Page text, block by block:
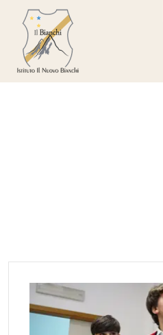
Skip to content